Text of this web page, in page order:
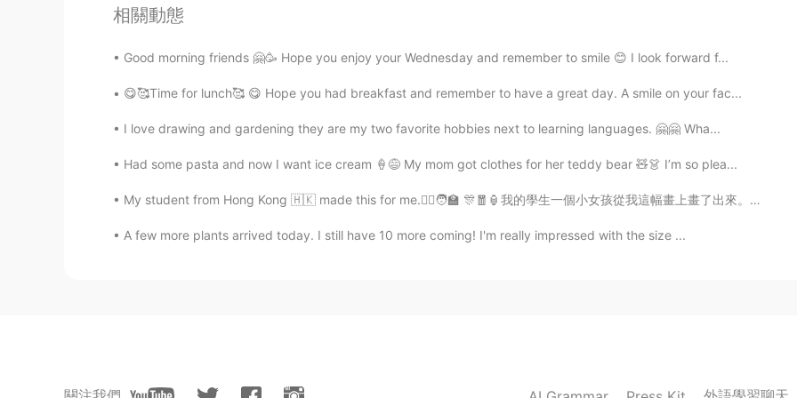
KR EN
ㅋㅋㅋㅋㅋ 아버님이 한국인이셔요?
KR ES
피는 못 속는다니까
相關動態
Good morning friends 🤗🥳 Hope you enjoy your Wednesday and remember to smile 😊 I look forward f...
😋🥰Time for lunch🥰 😋 Hope you had breakfast and remember to have a great day. A smile on your fac...
I love drawing and gardening they are my two favorite hobbies next to learning languages. 🤗🤗 Wha...
Had some pasta and now I want ice cream 🍦😅 My mom got clothes for her teddy bear 🧸👗 I’m so plea...
My student from Hong Kong 🇭🇰 made this for me.🙋‍♀️🧑‍🏫 🎊🧧🏮我的學生一個小女孩從我這幅畫上畫了出來。 謝謝埃塞爾的漂亮圖畫。🧧🏮🎊
A few more plants arrived today. I still have 10 more coming! I'm really impressed with the size ...